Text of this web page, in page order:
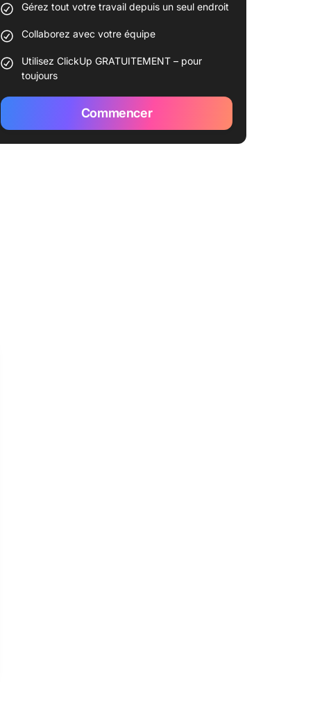
Gérez tout votre travail depuis un seul endroit
Collaborez avec votre équipe
Utilisez ClickUp GRATUITEMENT – pour
toujours
Commencer